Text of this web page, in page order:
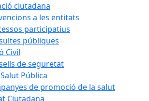
ciutadana
a les entitats
participatius
públiques
Civil
de seguretat
Pública
de promoció de la salut
Ciutadana